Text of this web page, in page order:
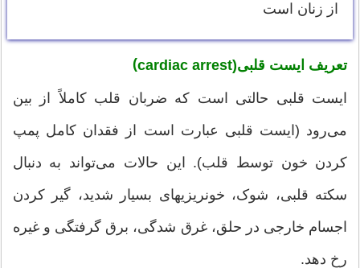
از زنان‌ است‌
تعریف ایست قلبی(cardiac arrest
)
ایست قلبی حالتی است که ضربان قلب کاملاً از بین
می‌رود (ایست‌ قلبی‌ عبارت‌ است‌ از فقدان‌ کامل‌ پمپ‌
کردن‌ خون توسط‌ قلب‌). این حالات می‌تواند به دنبال
سکته قلبی، شوک، خونریزیهای بسیار شدید، گیر کردن
اجسام خارجی در حلق، غرق شدگی، برق گرفتگی و غیره
رخ دهد.